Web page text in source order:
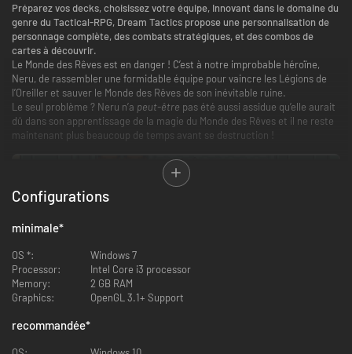
Préparez vos decks, choisissez votre équipe, Innovant dans le domaine du
genre du Tactical-RPG, Dream Tactics propose une personnalisation de
personnage complète, des combats stratégiques, et des combos de
cartes à découvrir.
Le Monde des Rêves est en danger ! C’est à notre improbable héroïne,
Neru, de rassembler une formidable équipe pour vaincre les Légions de
l’Oreiller et sauver le Monde des Rêves de son inévitable ruine.
Le seul problème ? Neru n’a peut-être pas été aussi assidue qu’elle aurait
dû dans son apprentissage de la magie du Monde des Rêves et il ne reste
maintenant plus beaucoup de temps avant se destruction !
Plus de 100 cartes à sélectionner !
combat dans Dream Tactics. Chaque personnage peut jouer
Nouveau Tour = Nouvelles Opportunités !
Configurations
minimale*
OS *:
Windows 7
Processor:
Intel Core i3 processor
Memory:
2 GB RAM
Graphics:
OpenGL 3.1+ Support
recommandée*